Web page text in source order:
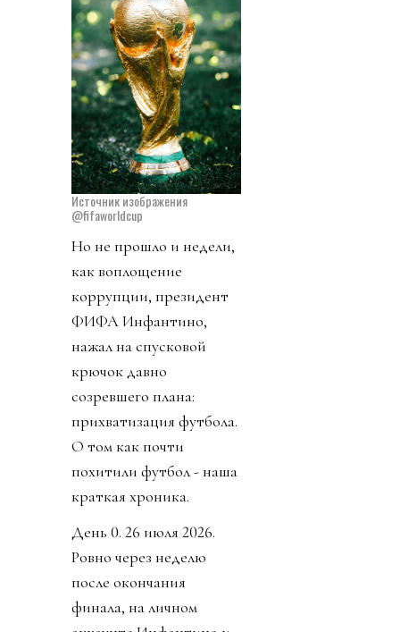
Источник изображения
@fifaworldcup
Но не прошло и недели,
как воплощение
коррупции, президент
ФИФА Инфантино,
нажал на спусковой
крючок давно
созревшего плана:
прихватизация футбола.
О том как почти
похитили футбол - наша
краткая хроника.
День 0. 26 июля 2026.
Ровно через неделю
после окончания
финала, на личном